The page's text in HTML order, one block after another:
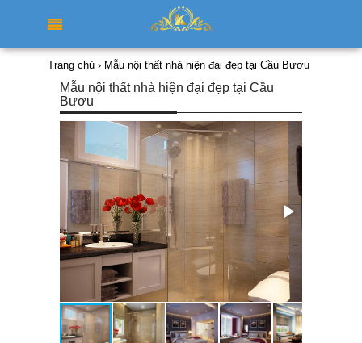
Trang chủ › Mẫu nội thất nhà hiện đại đẹp tại Cầu Bươu
Mẫu nội thất nhà hiện đại đẹp tại Cầu
Bươu